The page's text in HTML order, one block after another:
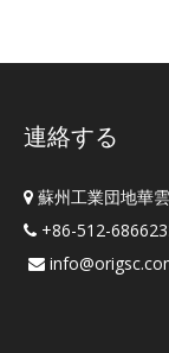
連絡する
 蘇州工業団地華
 +86-512-
